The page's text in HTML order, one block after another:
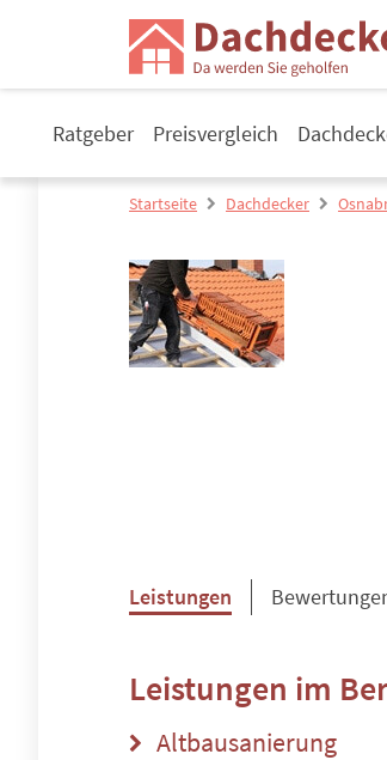
Ratgeber Preisvergleich
Startseite Dachdecker
Leistungen
Leistungen im
Altbausanierung